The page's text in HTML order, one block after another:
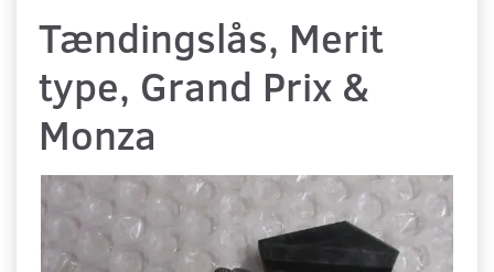
Tændingslås, Merit
type, Grand Prix &
Monza